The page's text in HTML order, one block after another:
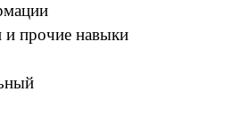
прочие навыки